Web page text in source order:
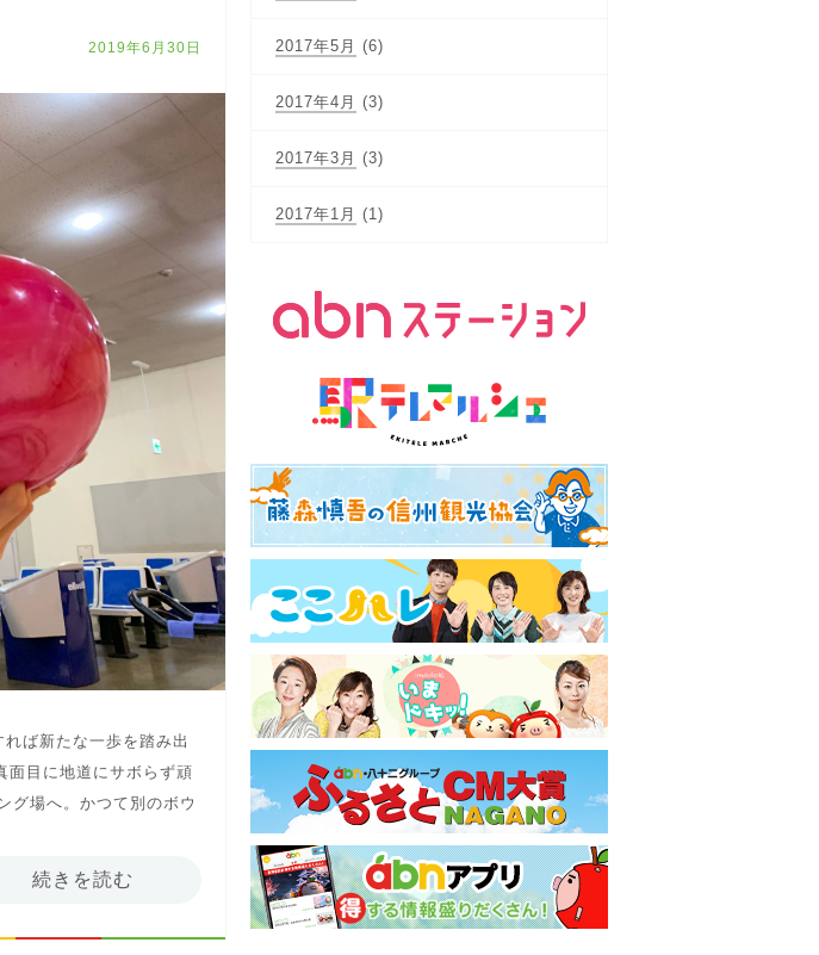
2019年6月30日
ば新たな一歩を踏み出
面目に地道にサボらず頑
グ場へ。かつて別のボウ
続きを読む
2017年5月 (6)
2017年4月 (3)
2017年3月 (3)
2017年1月 (1)